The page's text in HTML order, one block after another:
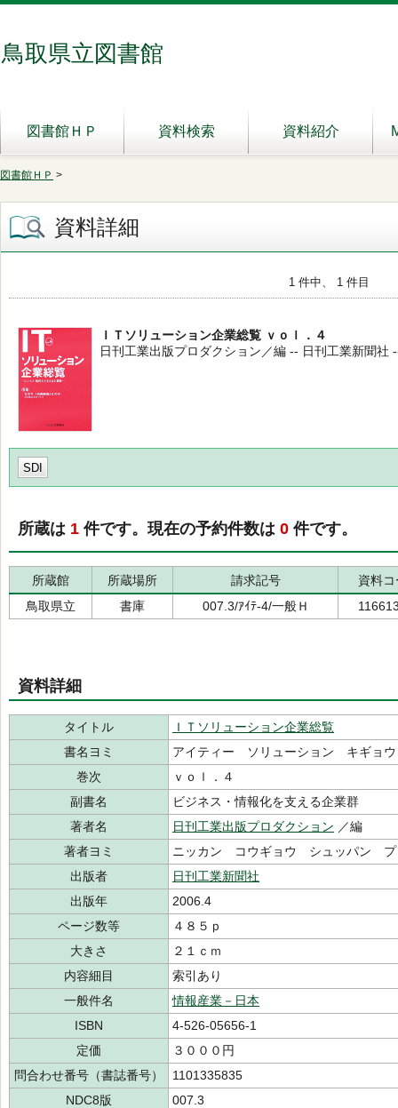
鳥取県立図書館
図書館ＨＰ 資料検索 資料紹介
図書館ＨＰ >
資料詳細
1 件中、 1 件目
ＩＴソリューション企業総覧 ｖｏｌ．４
日刊工業出版プロダクション／編 -- 日刊工業新聞社
SDI
所蔵は 1 件です。現在の予約件数は 0 件です。
所蔵館 所蔵場所 請求記号
資料
鳥取県立
書庫 007.3/ｱｲﾃ-4/一般Ｈ
資料詳細
タイトル
ＩＴソリューション企業総覧
書名ヨミ
アイティー ソリューション キギョ
巻次
ｖｏｌ．４
副書名
ビジネス・情報化を支える企業群
著者名
日刊工業出版プロダクション ／編
著者ヨミ
ニッカン コウギョウ シュッパン
出版者
日刊工業新聞社
出版年
2006.4
ページ数等
４８５ｐ
大きさ
２１ｃｍ
内容細目
索引あり
一般件名
情報産業－日本
ISBN
4-526-05656-1
定価
３０００円
問合わせ番号（書誌番号）
1101335835
NDC8版
007.3